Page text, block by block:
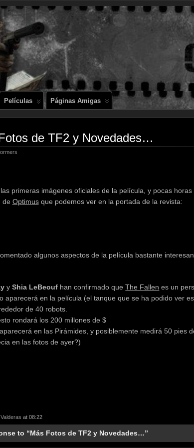
Películas Páginas Amigas
de TF2 y Novedades…
primeras imágenes oficiales de la película, y pocas horas
de Optimusque podemos ver en la portada de la revista:
algunos aspectos de la película bastante
yShia LeBeouf han confirmado queThe Fallen es un
aparecerá en la película (el tanque que se ha podido ver
de 40 robots.
rondará los 200 millones de $
aparecerá en las Pirámides, y posiblemente medirá 50 pies
en las fotos de ayer?)
at 08:22
to “Más Fotos de TF2 y Novedades…”